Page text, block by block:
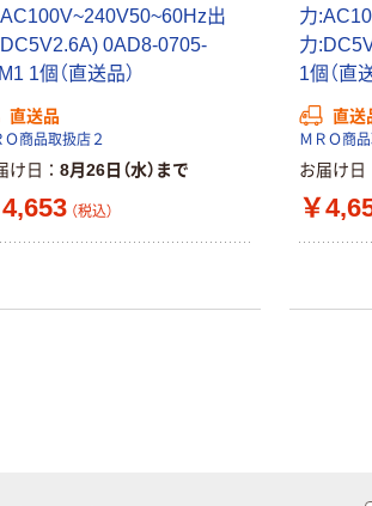
出
0AD8-0705-
1個（直送品）
直送品
Ｏ商品取扱店２
け日 8月26日（水）まで
（税込）
力
力
1個（直
直送
ＭＲＯ商
お届け日
￥
証
ジナル
コピー用紙 マ
ルチペーパー
スーパーエコノ
ミー+
￥149~
プライス
【ガムテープ】ア
0.22mm 布テー
オリジナル
アスク
ナル ラ
トフィ
サイズ
￥458~
本気プライス
ペーパー
FSC認